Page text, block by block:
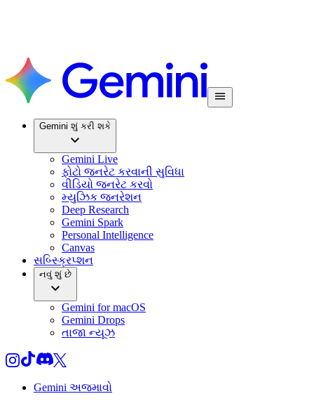
Gemini શું કરી શકે
Gemini Live
ફોટો જનરેટ કરવાની સુવિધા
વીડિયો જનરેટ કરવો
મ્યુઝિક જનરેશન
Deep Research
Gemini Spark
Personal Intelligence
Canvas
સબ્સ્ક્રિપ્શન
નવું શું છે
Gemini for macOS
Gemini Drops
તાજા ન્યૂઝ
Gemini અજમાવો